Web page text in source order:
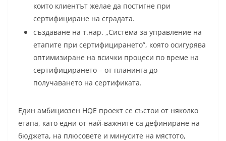
които клиентът желае да постигне при
сертифициране на сградата.
създаване на т.нар. „Система за управление на
етапите при сертифицирането”, която осигурява
оптимизиране на всички процеси по време на
сертифицирането – от планинга до
получаването на сертификата.
Един амбициозен HQE проект се състои от няколко
етапа, като eдни от най-важнитe сa дефиниране на
бюджета, на плюсовете и минусите на мястото,